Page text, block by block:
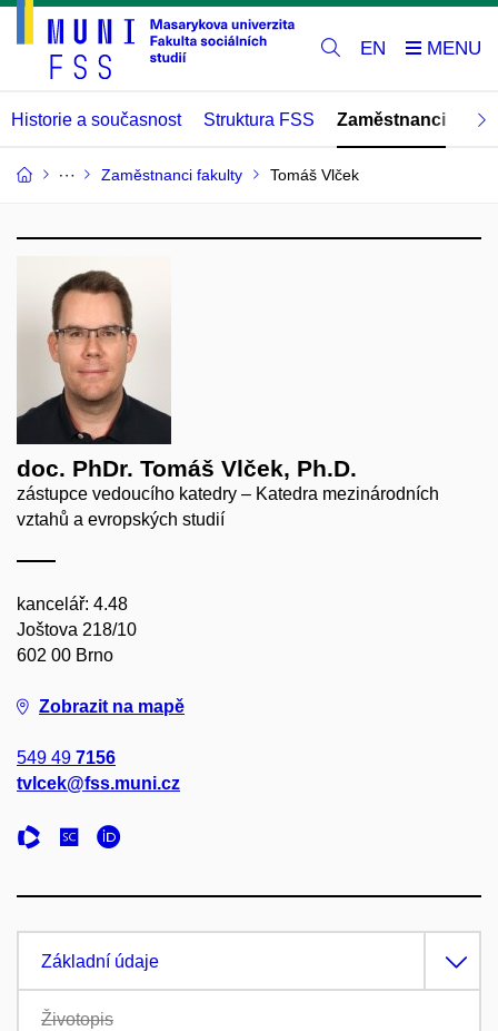
EN
Historie a současnost Struktura FSS Zaměstnanci
Zaměstnanci fakulty Tomáš Vlček
doc. PhDr. Tomáš Vlček, Ph.D.
zástupce vedoucího katedry – Katedra mezinárodních
vztahů a evropských studií
kancelář: 4.48
Joštova 218/10
602 00 Brno
Zobrazit na mapě
549 49 7156
tvlcek@fss.muni.cz
Základní údaje
Životopis